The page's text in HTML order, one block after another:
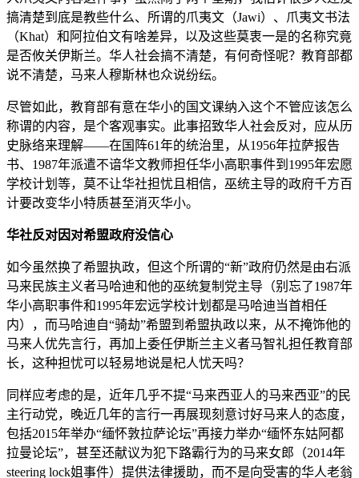
搞清楚到底是教些什么、所谓的爪夷文（Jawi）、爪夷文书法
（Khat）和阿拉伯文有啥差异，以及这些莫衷一是的名称究竟
是否攸关伊斯兰。华人社会搞不清楚，有何奇怪呢？教育部都
说不清楚，马来人穆斯林也众说纷纭。
尽管如此，教育部有意在华小的国文课纳入这个不管应该怎么
称谓的内容，是个客观事实。此事招致华人社会反对，应从历
史脉络来理解――在国阵61年的统治里，从1956年拉萨报告
书、1987年派遣不谙华文教师担任华小高职事件到1995年宏愿
学校计划等，莫不让华社担忧且相信，巫统主导的政府千方百
计要改变华小特质甚至消灭华小。
华社反对因对希盟政府没信心
如今虽然换了希盟执政，但这个所谓的“新”政府仍然是由右派
马来民族主义者马哈迪和他的巫统复制党主导（别忘了1987年
华小高职事件和1995年宏远学校计划都是马哈迪当首相任
内），而马哈迪自“骑劫”希盟到希盟执政以来，从不掩饰他的
马来人优先言行，再加上委任伊斯兰主义者马智礼担任教育部
长，这种担忧可以轻易地说是杞人忧天吗？
同样应考虑的是，近年几乎不提“马来西亚人的马来西亚”的民
主行动党，晚近几年的言行一再展现刻意讨好马来人的态度，
包括2015年举办“缅怀敦拉萨论坛”再接力举办“缅怀东姑阿都
拉曼论坛”，甚至还献议为犯下路霸行为的马来女郎（2014年
steering lock姐事件）提供法律援助，而不是向受害的华人老翁